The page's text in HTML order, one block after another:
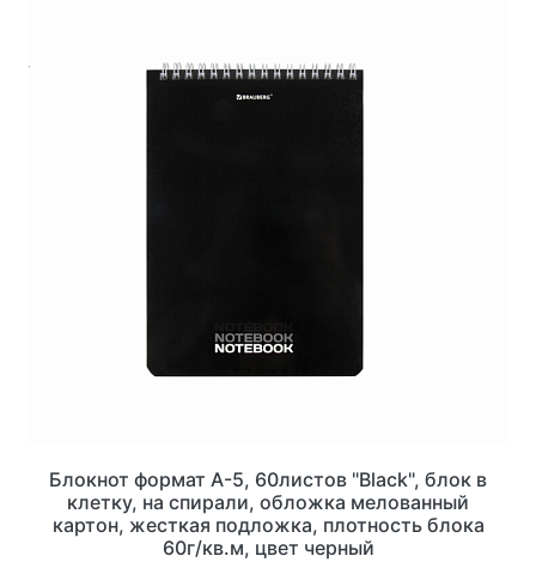
Блокнот формат А-5, 60листов "Black", блок в
клетку, на спирали, обложка мелованный
картон, жесткая подложка, плотность блока
60г/кв.м, цвет черный